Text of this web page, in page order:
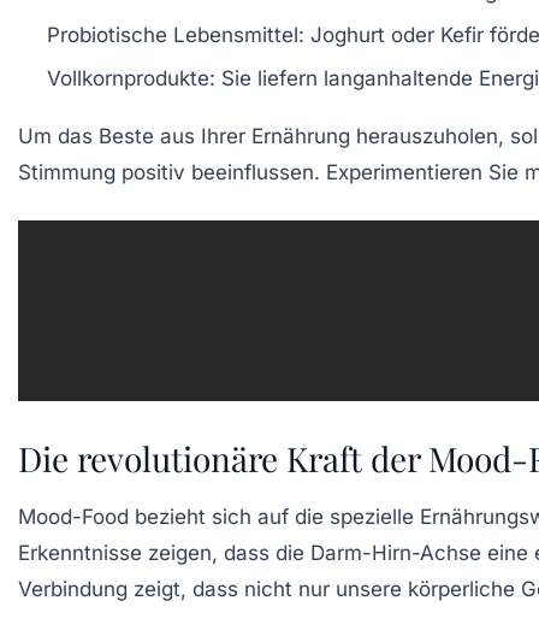
Probiotische Lebensmittel: Joghurt oder Kefir
Vollkornprodukte: Sie liefern langanhaltende
Um das Beste aus Ihrer Ernährung herauszuholen,
Stimmung positiv beeinflussen. Experimentieren Sie
Die revolutionäre Kraft der
Mood-Food bezieht sich auf die spezielle
Erkenntnisse zeigen, dass die Darm-Hirn-Achse eine
Verbindung zeigt, dass nicht nur unsere körperliche